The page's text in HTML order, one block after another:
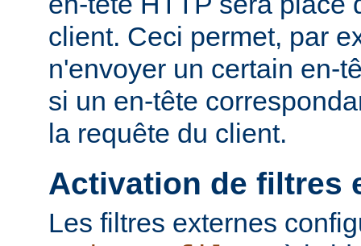
client. Ceci permet, par
n'envoyer un certain en-
si un en-tête
la requête du client.
Activation de filtres
Les filtres externes